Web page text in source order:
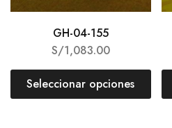
GH-04-155
S/1,083.00
Seleccionar opciones